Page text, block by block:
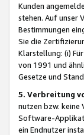
Kunden
stehen. Auf unser
Bestimmungen
Sie die
Klarstellung: (i)
von 1991 und
Gesetze und
5. Verbreitung
nutzen bzw. keine
Software-
ein Endnutzer